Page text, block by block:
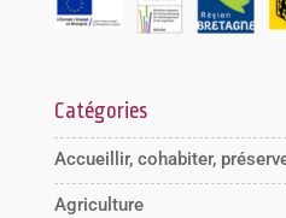
Catégories
Accueillir, cohabiter,
Agriculture